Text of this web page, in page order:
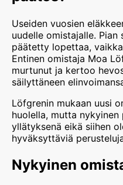
Useiden vuosien
uudelle omistajalle.
päätetty lopettaa,
Entinen omistaja Moa
murtunut ja kertoo
säilyttäneen
Löfgrenin mukaan uusi
huolella, mutta
yllätyksenä eikä siihen
hyväksyttäviä
Nykyinen